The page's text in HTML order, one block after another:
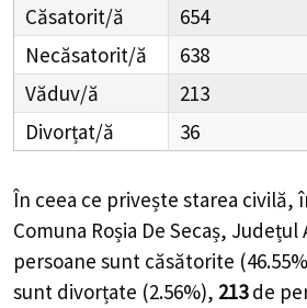
Căsatorit/ă
654
Necăsatorit/ă
638
Văduv/ă
213
Divorțat/ă
36
În ceea ce privește starea civilă,
Comuna Roșia De Secaș, Județul
persoane sunt căsătorite (46.55%
sunt divorțate (2.56%), 213 de